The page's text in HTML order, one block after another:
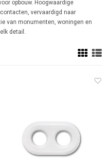
opbouw. Hoogwaardige
vervaardigd naar
van monumenten, woningen en
detail.